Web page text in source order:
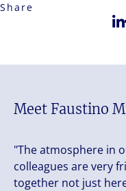
Share
Meet Faustino
"The atmosphere in
colleagues are very
together not just